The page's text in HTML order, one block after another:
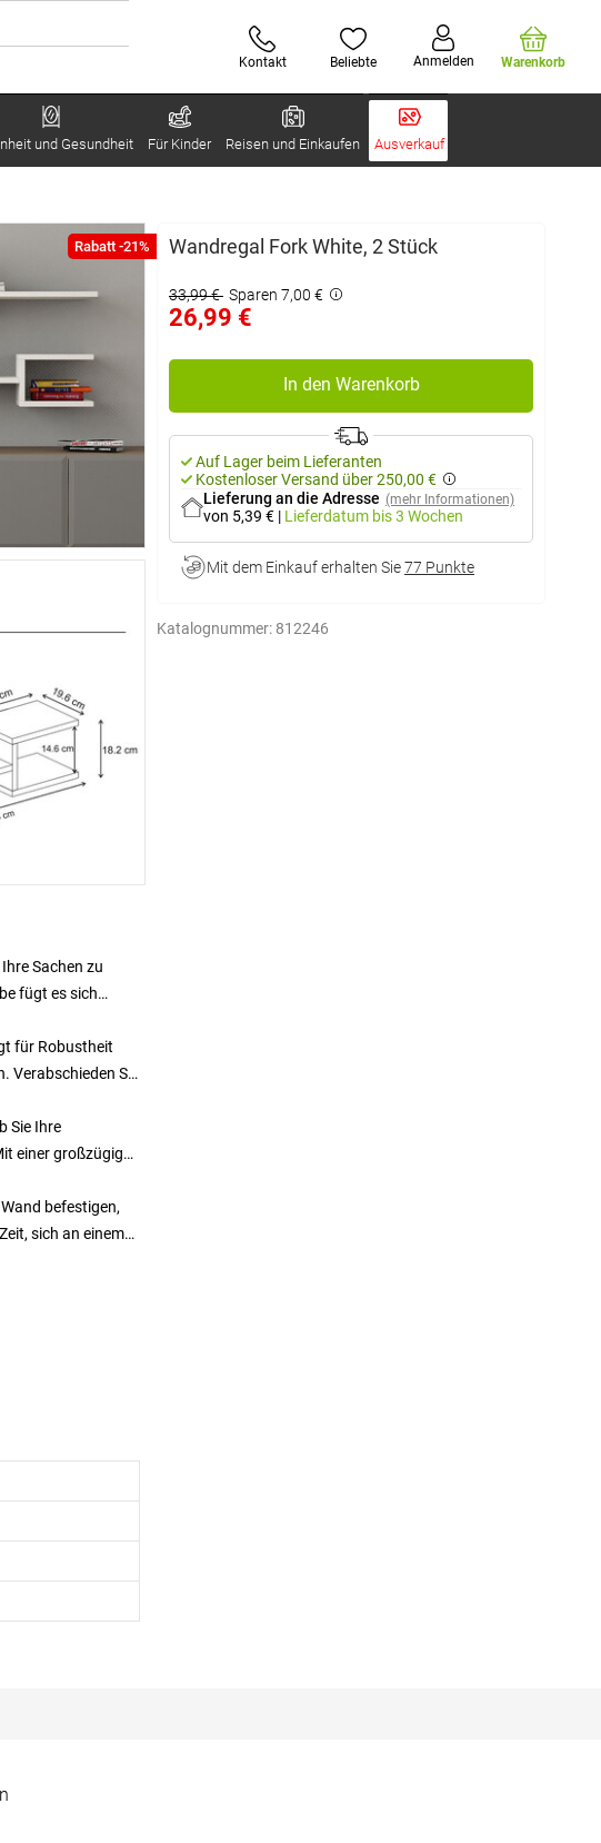
Kontakt Beliebte Anmelden Warenkorb
und Gesundheit Für Kinder Reisen und Einkaufen Ausverkauf
Rabatt -21% Wandregal Fork White, 2 Stück
33,99 € Sparen 7,00 €
26,99 €
In den Warenkorb
Auf Lager beim Lieferanten
Kostenloser Versand über 250,00 €
Lieferung an die Adresse (mehr Informationen)
von 5,39 € | Lieferdatum bis 3 Wochen
Mit dem Einkauf erhalten Sie77 Punkte
Katalognummer: 812246
Sachen zu
fügt es sich
für Robustheit
Verabschieden Sie
Sie Ihre
einer großzügigen
befestigen,
sich an einem